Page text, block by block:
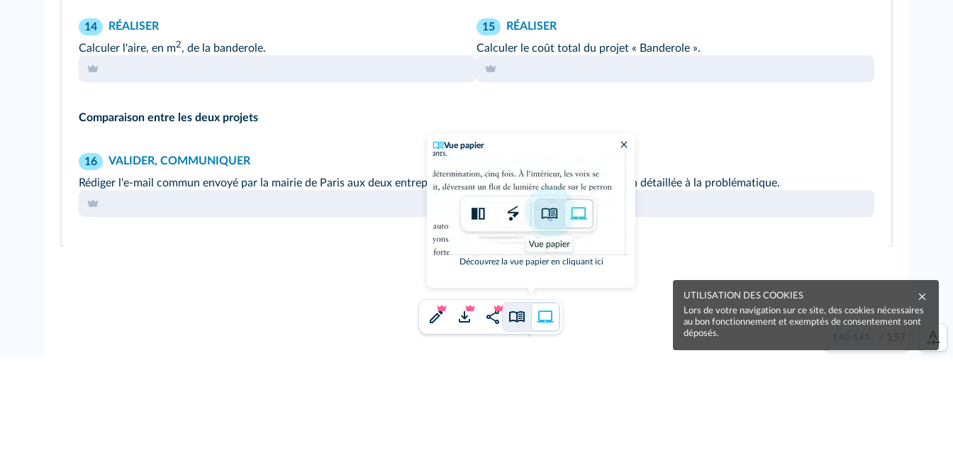
/ 157
Vue papier
Découvrez la vue papier en cliquant ici
14
RÉALISER
Calculer l'aire, en m2, de la banderole.
15
RÉALISER
Calculer le coût total du projet « Banderole ».
Comparaison entre les deux projets
16
VALIDER, COMMUNIQUER
Rédiger l'e-mail commun envoyé par la mairie de Paris aux deux entreprises de décoration en répondant de façon détaillée à la problématique.
UTILISATION DES COOKIES
Lors de votre navigation sur ce site, des cookies nécessaires
au bon fonctionnement et exemptés de consentement sont
déposés.